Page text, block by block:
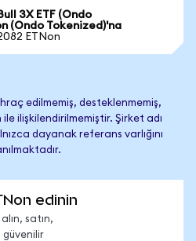
3X ETF (Ondo
(Ondo Tokenized)'na
ETNon
edilmemiş, desteklenmemiş,
ilişkilendirilmemiştir. Şirket adı
dayanak referans varlığını
edinin
satın,
güvenilir